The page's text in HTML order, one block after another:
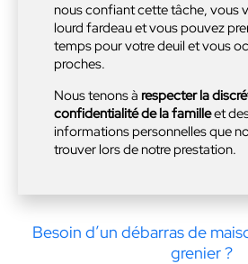
nous confiant cette tâche, vous
lourd fardeau et vous pouvez
temps pour votre deuil et vous
proches.
Nous tenons à respecter la
confidentialité de la familleet
informations personnelles que
trouver lors de notre prestation.
Besoin d’un débarras de
grenier ?